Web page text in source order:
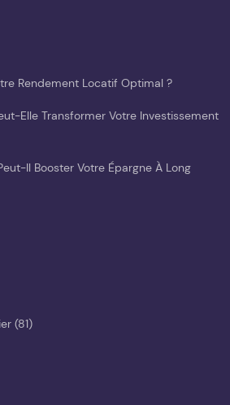
Rendement Locatif Optimal ?
Elle Transformer Votre Investissement
Il Booster Votre Épargne À Long
(81)